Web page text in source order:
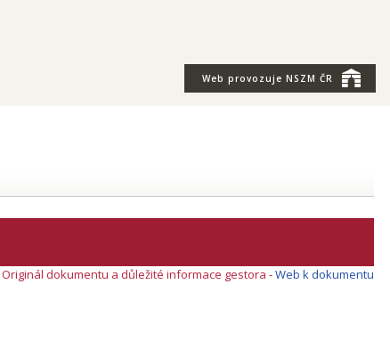
Web provozuje NSZM ČR
Originál dokumentu a důležité informace gestora -Web k dokumentu